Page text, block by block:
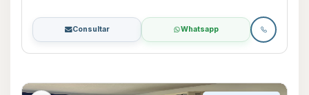
Consultar Whatsapp